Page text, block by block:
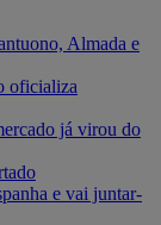
Almada e
oficializa
já virou do
e vai juntar-